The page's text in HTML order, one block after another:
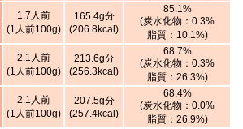
1.7人前
(1人前100g)
165.4g分
(206.8kcal)
85.1%
(炭水化物：0.3%
脂質：10.1%)
2.1人前
(1人前100g)
213.6g分
(256.3kcal)
68.7%
(炭水化物：0.3%
脂質：26.3%)
2.1人前
(1人前100g)
207.5g分
(257.4kcal)
68.4%
(炭水化物：0.0%
脂質：26.9%)